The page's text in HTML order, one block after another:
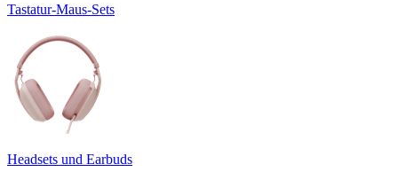
Tastatur-Maus-Sets
Headsets und Earbuds